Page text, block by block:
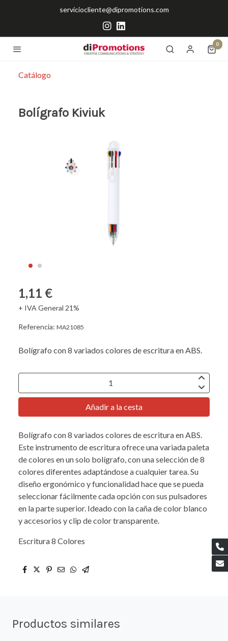
serviciocliente@dipromotions.com
0
Catálogo
Bolígrafo Kiviuk
1,11 €
+ IVA General 21%
Referencia: MA21085
Bolígrafo con 8 variados colores de escritura en ABS.
Añadir a la cesta
Bolígrafo con 8 variados colores de escritura en ABS.
Este instrumento de escritura ofrece una variada paleta
de colores en un solo bolígrafo, con una selección de 8
colores diferentes adaptándose a cualquier tarea. Su
diseño ergonómico y funcionalidad hace que se pueda
seleccionar fácilmente cada opción con sus pulsadores
en la parte superior. Ideado con la caña de color blanco
y accesorios y clip de color transparente.
Escritura 8 Colores
Productos similares